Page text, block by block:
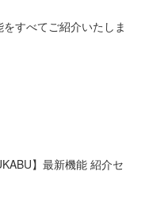
すべてご紹介いたしま
】最新機能 紹介セ